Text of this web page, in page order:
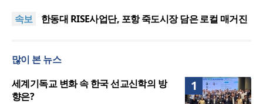
속보
여”
한동대 RISE사업단, 포항 죽도시장 담은 로컬 매거진
느헤미야 연합기도회, ‘왕의 기도’로 나라·한국교회·다
세기총 “자유를 지키며 하나 된 희망의 미래를 향하
여”
많이 본 뉴스
1
세계기독교 변화 속 한국 선교신학의 방
향은?